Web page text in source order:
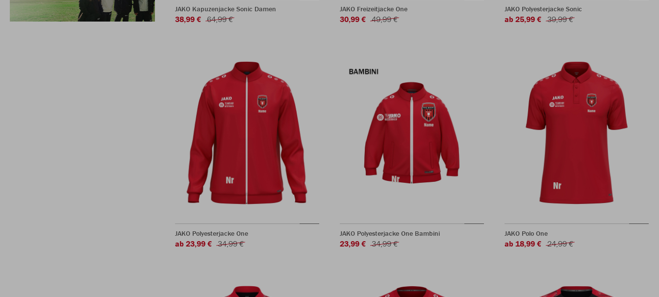
JAKO Kapuzenjacke Sonic Damen
38,99 € 64,99 €
JAKO Freizeitjacke One
30,99 € 49,99 €
JAKO Polyesterjacke Sonic
ab 25,99 € 39,99 €
JAKO Polyesterjacke One
ab 23,99 € 34,99 €
JAKO Polyesterjacke One Bambini
23,99 € 34,99 €
JAKO Polo One
ab 18,99 € 24,99 €